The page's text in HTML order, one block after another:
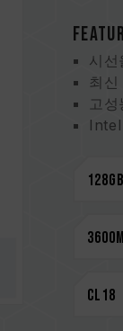
시선
최
고
대
호환